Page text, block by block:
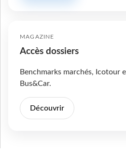
MAGAZINE
Accès dossiers
Benchmarks marchés, Icotour
Bus&Car.
Découvrir